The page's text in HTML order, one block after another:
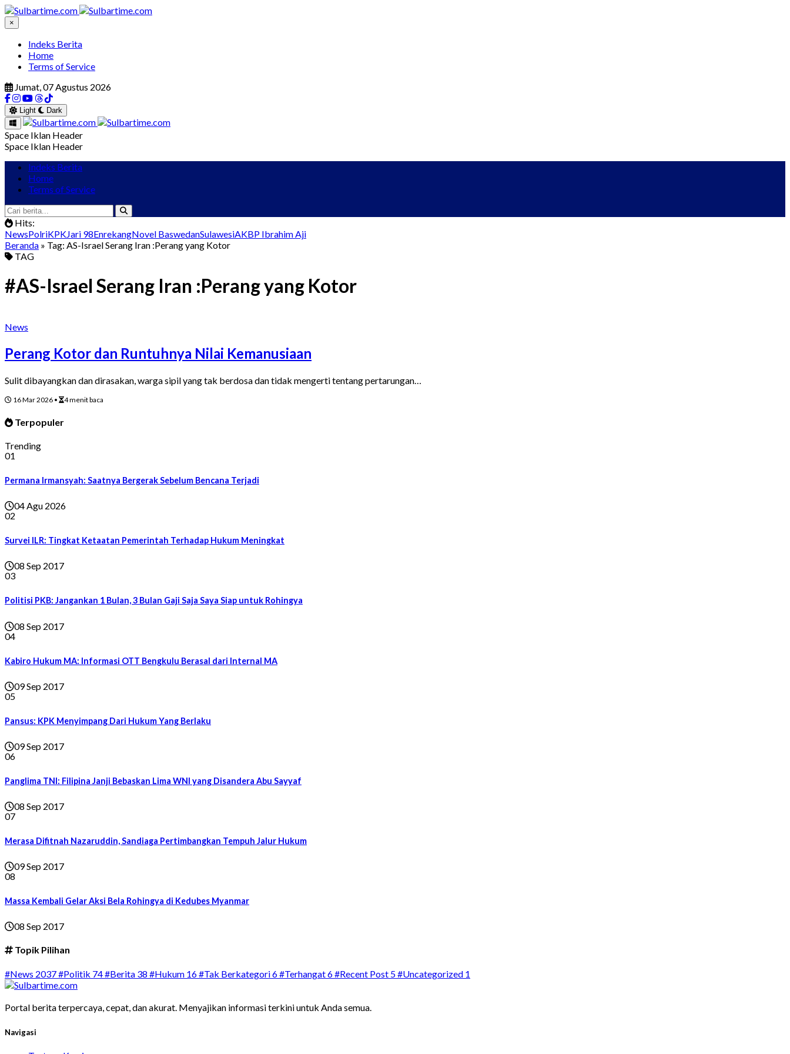
×
Indeks Berita
Home
Terms of Service
Jumat, 07 Agustus 2026
Light Dark
Space Iklan Header
Space Iklan Header
Indeks Berita
Home
Terms of Service
Hits:
NewsPolriKPKJari 98EnrekangNovel BaswedanSulawesiAKBP Ibrahim Aji
Beranda » Tag: AS-Israel Serang Iran :Perang yang Kotor
TAG
#AS-Israel Serang Iran :Perang yang Kotor
News
Perang Kotor dan Runtuhnya Nilai Kemanusiaan
Sulit dibayangkan dan dirasakan, warga sipil yang tak berdosa dan tidak mengerti tentang pertarungan…
16 Mar 2026 • 4 menit baca
Terpopuler
Trending
01
Permana Irmansyah: Saatnya Bergerak Sebelum Bencana Terjadi
04 Agu 2026
02
Survei ILR: Tingkat Ketaatan Pemerintah Terhadap Hukum Meningkat
08 Sep 2017
03
Politisi PKB: Jangankan 1 Bulan, 3 Bulan Gaji Saja Saya Siap untuk Rohingya
08 Sep 2017
04
Kabiro Hukum MA: Informasi OTT Bengkulu Berasal dari Internal MA
09 Sep 2017
05
Pansus: KPK Menyimpang Dari Hukum Yang Berlaku
09 Sep 2017
06
Panglima TNI: Filipina Janji Bebaskan Lima WNI yang Disandera Abu Sayyaf
08 Sep 2017
07
Merasa Difitnah Nazaruddin, Sandiaga Pertimbangkan Tempuh Jalur Hukum
09 Sep 2017
08
Massa Kembali Gelar Aksi Bela Rohingya di Kedubes Myanmar
08 Sep 2017
Topik Pilihan
#News 2037#Politik 74#Berita 38 #Hukum 16#Tak Berkategori6#Terhangat6#Recent Post 5#Uncategorized 1
Portal berita terpercaya, cepat, dan akurat. Menyajikan informasi terkini untuk Anda semua.
Navigasi